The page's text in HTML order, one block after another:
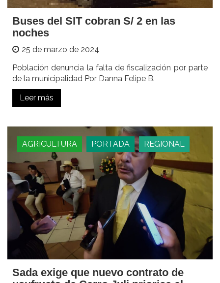
Buses del SIT cobran S/ 2 en las
noches
25 de marzo de 2024
Población denuncia la falta de fiscalización por parte
de la municipalidad Por Danna Felipe B.
Leer más
AGRICULTURA PORTADA REGIONAL
Sada exige que nuevo contrato de